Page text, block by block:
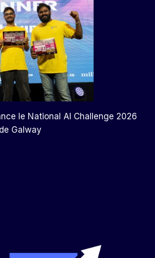
le National AI Challenge 2026
Galway